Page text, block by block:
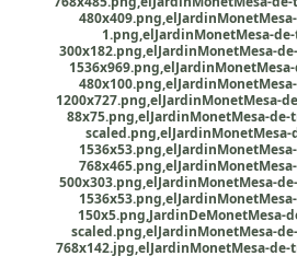
1.png,elJardinMonetMesa-
300x182.png,elJardinMonetMesa-
1200x727.png,elJardinMonetMesa-
88x75.png,elJardinMonetMesa-de-
scaled.png,elJardinMonetMesa-
500x303.png,elJardinMonetMesa-
150x5.png,JardinDeMonetMesa-
scaled.png,elJardinMonetMesa-
768x142.jpg,elJardinMonetMesa-de-